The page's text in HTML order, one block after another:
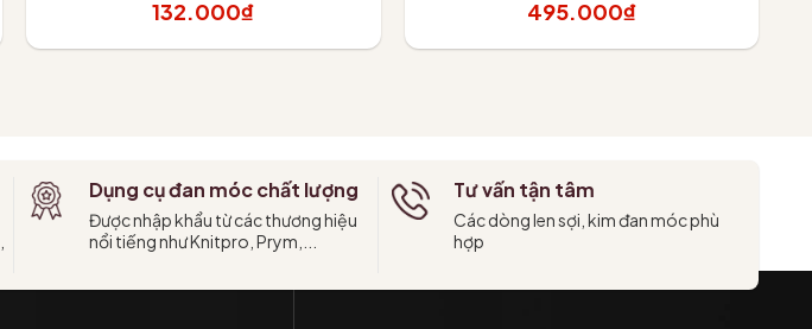
132.000₫ 495.000₫
Dụng cụ đan móc chất lượng
Được nhập khẩu từ các thương hiệu
nổi tiếng như Knitpro, Prym,...
Tư vấn tận tâm
Các dòng len sợi, kim đan móc phù
hợp